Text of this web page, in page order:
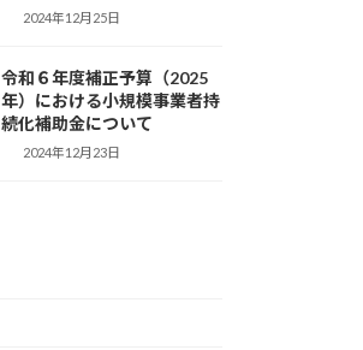
2024年12月25日
令和６年度補正予算（2025
年）における小規模事業者持
続化補助金について
2024年12月23日